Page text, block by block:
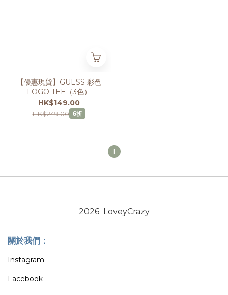
【優惠現貨】GUESS 彩色
LOGO TEE（3色）
HK$149.00
HK$249.00 6折
1
2026 LoveyCrazy
關於我們：
Instagram
Facebook